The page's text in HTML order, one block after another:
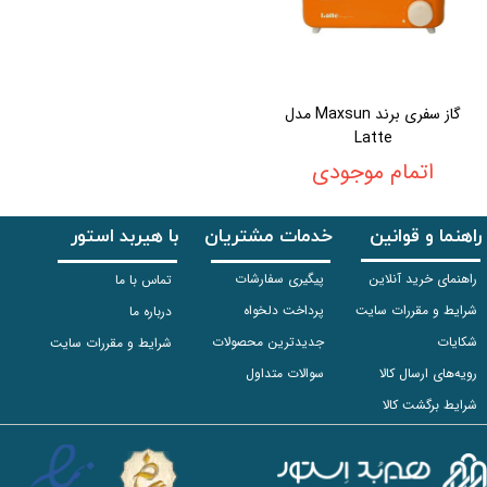
گاز سفری برند Maxsun مدل
Latte
اتمام موجودی
راهنما و قوانین
راهنمای خرید آنلاین
شرایط و مقررات سایت
شکایات
رویه‌های ارسال کالا
شرایط برگشت کالا
خدمات مشتریان
پیگیری سفارشات
پرداخت دلخواه
جدیدترین محصولات
سوالات متداول
با هیربد استور
تماس با ما
درباره ما
شرایط و مقررات سایت